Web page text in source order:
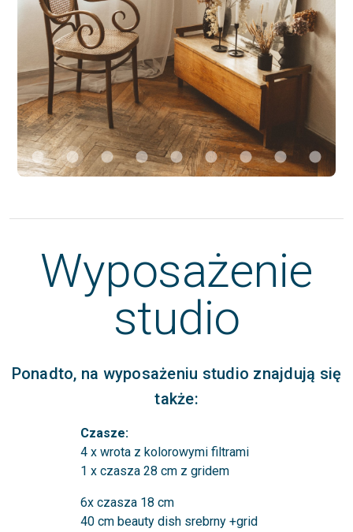
Wyposażenie
studio
Ponadto, na wyposażeniu studio znajdują się
także:
Czasze:
4 x wrota z kolorowymi filtrami
1 x czasza 28 cm z gridem
6x czasza 18 cm
40 cm beauty dish srebrny +grid